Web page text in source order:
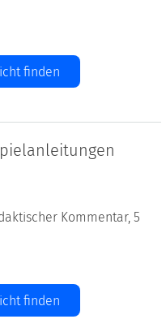
finden
Kommentar, 5
finden